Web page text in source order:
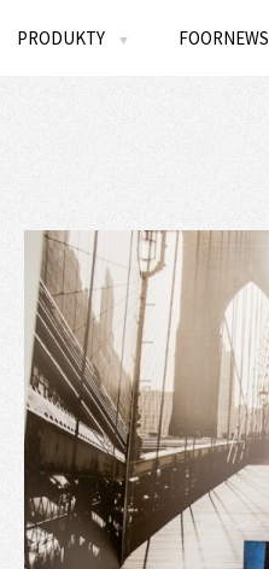
PRODUKTY ▼ FOORNEWS